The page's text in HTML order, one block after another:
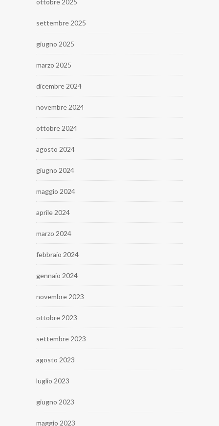
ottobre 2025
settembre 2025
giugno 2025
marzo 2025
dicembre 2024
novembre 2024
ottobre 2024
agosto 2024
giugno 2024
maggio 2024
aprile 2024
marzo 2024
febbraio 2024
gennaio 2024
novembre 2023
ottobre 2023
settembre 2023
agosto 2023
luglio 2023
giugno 2023
maggio 2023